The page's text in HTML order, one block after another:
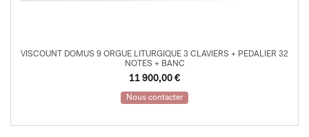
VISCOUNT DOMUS 9 ORGUE LITURGIQUE 3 CLAVIERS + PEDALIER 32
NOTES + BANC
11 900,00 €
Nous contacter